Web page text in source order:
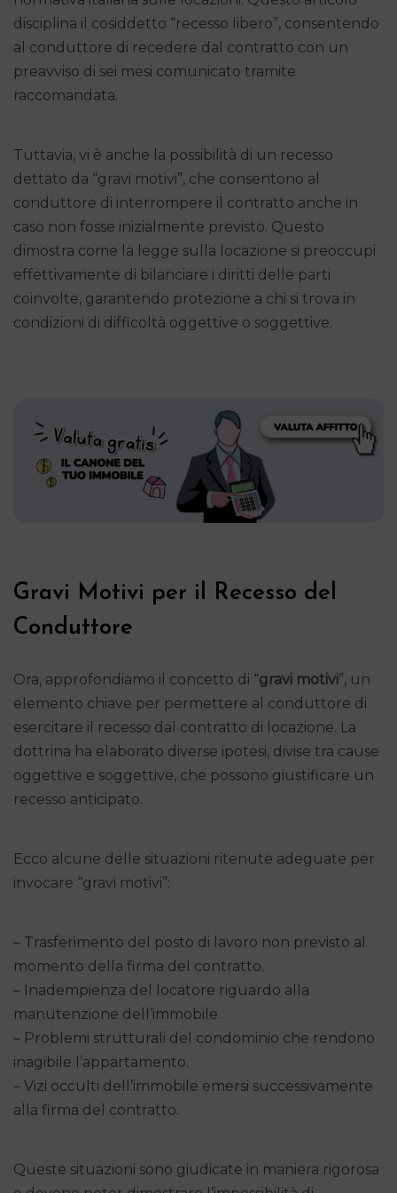
disciplina il cosiddetto “recesso libero”, consentendo
al conduttore di recedere dal contratto con un
preavviso di sei mesi comunicato tramite
raccomandata.
Tuttavia, vi è anche la possibilità di un recesso
dettato da “gravi motivi”, che consentono al
conduttore di interrompere il contratto anche in
caso non fosse inizialmente previsto. Questo
dimostra come la legge sulla locazione si preoccupi
effettivamente di bilanciare i diritti delle parti
coinvolte, garantendo protezione a chi si trova in
condizioni di difficoltà oggettive o soggettive.
Gravi Motivi per il Recesso del
Conduttore
Ora, approfondiamo il concetto di “gravi motivi”, un
elemento chiave per permettere al conduttore di
esercitare il recesso dal contratto di locazione. La
dottrina ha elaborato diverse ipotesi, divise tra cause
oggettive e soggettive, che possono giustificare un
recesso anticipato.
Ecco alcune delle situazioni ritenute adeguate per
invocare “gravi motivi”:
– Trasferimento del posto di lavoro non previsto al
momento della firma del contratto.
– Inadempienza del locatore riguardo alla
manutenzione dell’immobile.
– Problemi strutturali del condominio che rendono
inagibile l’appartamento.
– Vizi occulti dell’immobile emersi successivamente
alla firma del contratto.
Queste situazioni sono giudicate in maniera rigorosa